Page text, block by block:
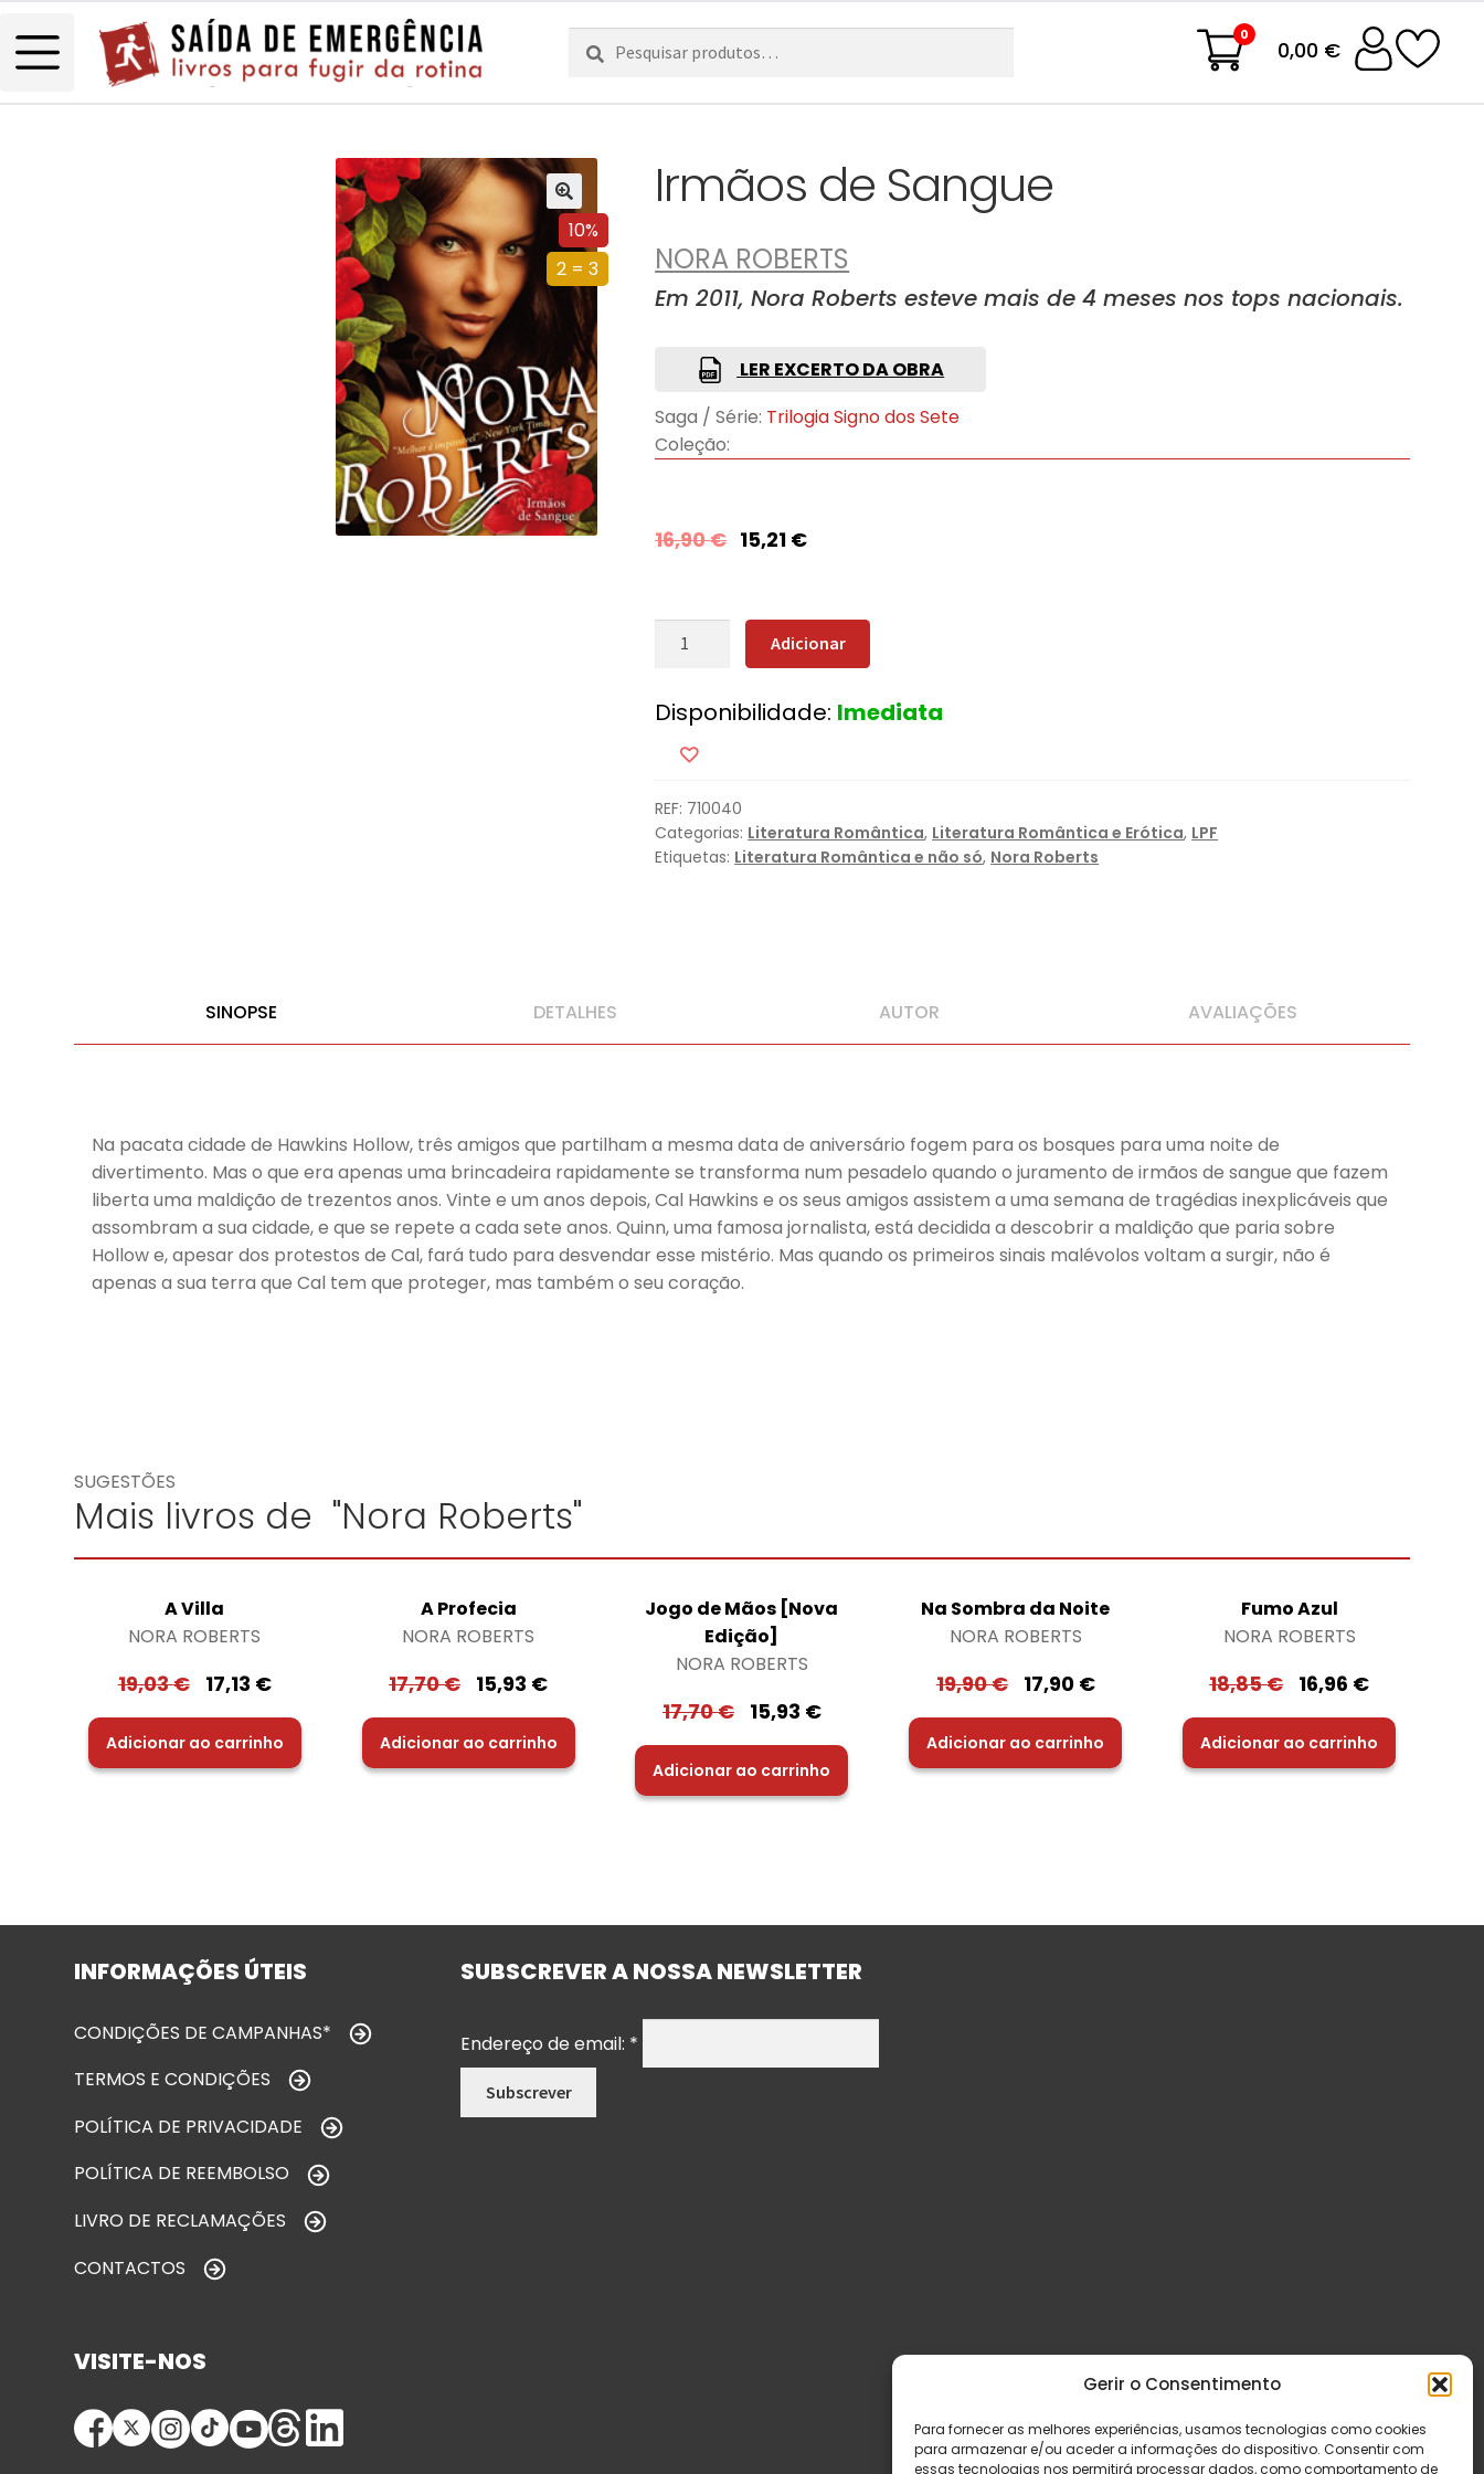
Gerir o Consentimento
Para fornecer as melhores experiências, usamos tecnologias como cookies
para armazenar e/ou aceder a informações do dispositivo. Consentir com
essas tecnologias nos permitirá processar dados, como comportamento de
Pesquisar
por:
Pesquisa 0
0,00 €
10%
2 = 3
Irmãos de Sangue
NORA ROBERTS
Em 2011, Nora Roberts esteve mais de 4 meses nos tops nacionais.
LER EXCERTO DA OBRA
Saga / Série: Trilogia Signo dos Sete
Coleção:
16,90€ 15,21 €
Quantidade
de
Sangue
Adicionar
Disponibilidade: Imediata
REF: 710040
Categorias: Literatura Romântica, Literatura Romântica e Erótica, LPF
Etiquetas: Literatura Romântica e não só, Nora Roberts
SINOPSE DETALHES AUTOR AVALIAÇÕES
Na pacata cidade de Hawkins Hollow, três amigos que partilham a mesma data de aniversário fogem para os bosques para uma noite de
divertimento. Mas o que era apenas uma brincadeira rapidamente se transforma num pesadelo quando o juramento de irmãos de sangue que fazem
liberta uma maldição de trezentos anos. Vinte e um anos depois, Cal Hawkins e os seus amigos assistem a uma semana de tragédias inexplicáveis que
assombram a sua cidade, e que se repete a cada sete anos. Quinn, uma famosa jornalista, está decidida a descobrir a maldição que paria sobre
Hollow e, apesar dos protestos de Cal, fará tudo para desvendar esse mistério. Mas quando os primeiros sinais malévolos voltam a surgir, não é
apenas a sua terra que Cal tem que proteger, mas também o seu coração.
SUGESTÕES
Mais livros de "Nora Roberts"
A Villa
NORA ROBERTS
19,03€ 17,13 €
Adicionar ao carrinho
A Profecia
NORA ROBERTS
17,70€ 15,93 €
Adicionar ao carrinho
Jogo de Mãos [Nova
Edição]
NORA ROBERTS
17,70€ 15,93 €
Adicionar ao carrinho
Na Sombra da Noite
NORA ROBERTS
19,90€ 17,90 €
Adicionar ao carrinho
Fumo Azul
NORA ROBERTS
18,85€ 16,96 €
Adicionar ao carrinho
INFORMAÇÕES ÚTEIS
CONDIÇÕES DE CAMPANHAS*
TERMOS E CONDIÇÕES
POLÍTICA DE PRIVACIDADE
POLÍTICA DE REEMBOLSO
LIVRO DE RECLAMAÇÕES
CONTACTOS
SUBSCREVER A NOSSA NEWSLETTER
Endereço de email: *
VISITE-NOS